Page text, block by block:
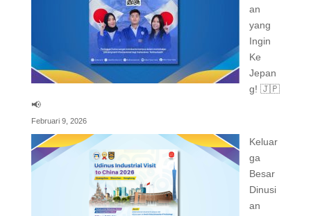
an
yang
Ingin
Ke
Jepan
g! 🇯🇵
📢
Februari 9, 2026
Keluar
ga
Besar
Dinusi
an